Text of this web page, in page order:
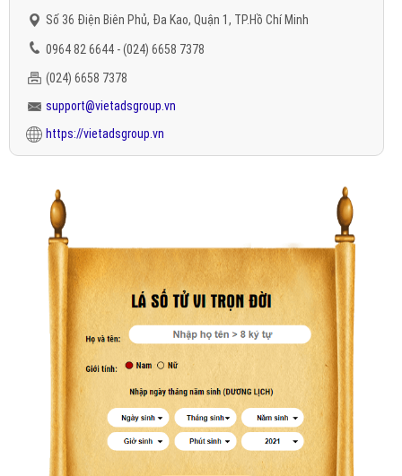
Số 36 Điện Biên Phủ, Đa Kao, Quận 1, TP.Hồ Chí Minh
0964 82 6644 - (024) 6658 7378
(024) 6658 7378
support@vietadsgroup.vn
https://vietadsgroup.vn